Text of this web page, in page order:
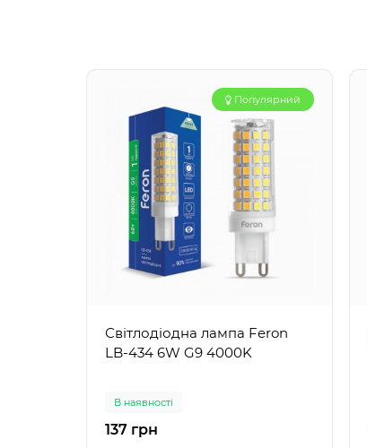
Популярний
Світлодіодна лампа Feron
LB-434 6W G9 4000K
В наявності
137 грн